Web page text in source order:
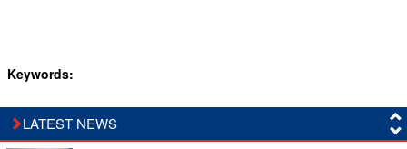
Keywords:
LATEST NEWS